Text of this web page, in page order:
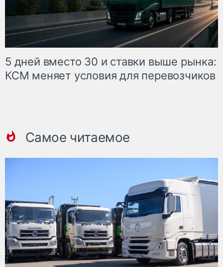
5 дней вместо 30 и ставки выше рынка:
КСМ меняет условия для перевозчиков
Самое читаемое